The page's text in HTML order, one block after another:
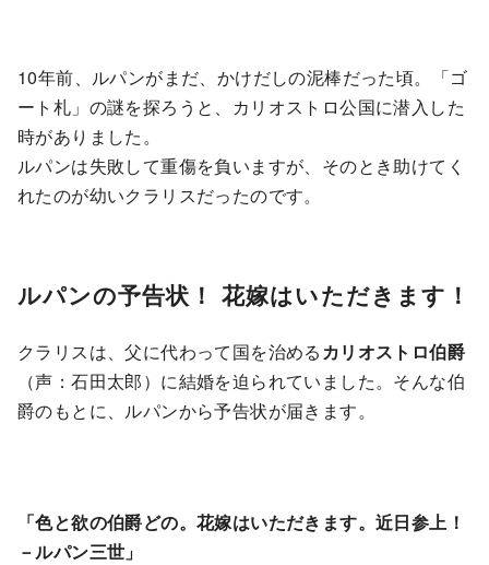
10年前、ルパンがまだ、かけだしの泥棒だった頃。「ゴ
ート札」の謎を探ろうと、カリオストロ公国に潜入した
時がありました。
ルパンは失敗して重傷を負いますが、そのとき助けてく
れたのが幼いクラリスだったのです。
ルパンの予告状！ 花嫁はいただきます！
クラリスは、父に代わって国を治めるカリオストロ伯爵
（声：石田太郎）に結婚を迫られていました。そんな伯
爵のもとに、ルパンから予告状が届きます。
「色と欲の伯爵どの。花嫁はいただきます。近日参上！
－ルパン三世」